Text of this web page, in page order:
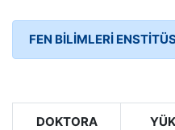
FEN BİLİMLERİ
DOKTORA